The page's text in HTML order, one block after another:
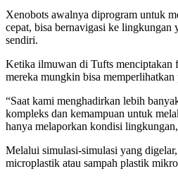
Xenobots awalnya diprogram untuk
cepat, bisa bernavigasi ke lingkungan
sendiri.
Ketika ilmuwan di Tufts menciptakan
mereka mungkin bisa
“Saat kami menghadirkan lebih
kompleks dan kemampuan untuk
hanya melaporkan kondisi
Melalui simulasi-simulasi yang
microplastik atau sampah plastik